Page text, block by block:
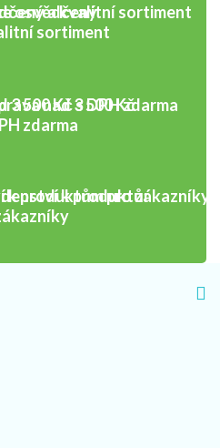
osvědčený
sortiment
nad 3 500 Kč
zdarma
k produktům